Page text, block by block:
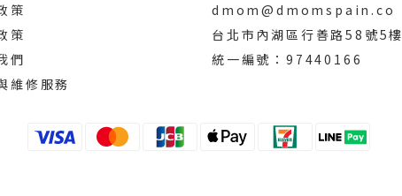
策
策
們
維修服務
dmom@dmomspain.co
台北市內湖區行善路58號5樓
統一編號：97440166